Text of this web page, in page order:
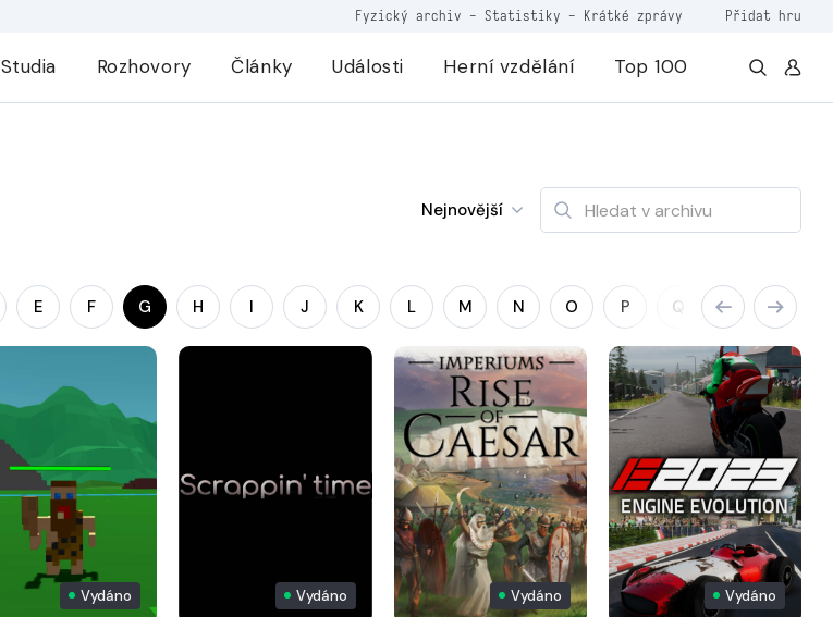
Fyzický archiv - Statistiky - Krátké zprávy Přidat hru
Studia Rozhovory Články Události Herní vzdělání Top 100
Nejnovější
E F G H I J K L M N O P Q R S
Vydáno Vydáno Vydáno Vydáno